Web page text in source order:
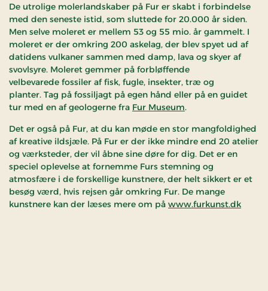
De utrolige molerlandskaber på Fur er skabt i forbindelse
med den seneste istid, som sluttede for 20.000 år siden.
Men selve moleret er mellem 53 og 55 mio. år gammelt. I
moleret er der omkring 200 askelag, der blev spyet ud af
datidens vulkaner sammen med damp, lava og skyer af
svovlsyre. Moleret gemmer på forbløffende
velbevarede fossiler af fisk, fugle, insekter, træ og
planter. Tag på fossiljagt på egen hånd eller på en guidet
tur med en af geologerne fra Fur Museum.
Det er også på Fur, at du kan møde en stor mangfoldighed
af kreative ildsjæle. På Fur er der ikke mindre end 20 atelier
og værksteder, der vil åbne sine døre for dig. Det er en
speciel oplevelse at fornemme Furs stemning og
atmosfære i de forskellige kunstnere, der helt sikkert er et
besøg værd, hvis rejsen går omkring Fur. De mange
kunstnere kan der læses mere om på www.furkunst.dk